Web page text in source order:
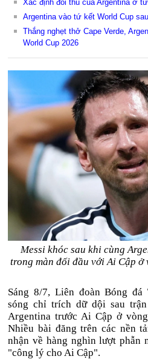
Xác định đối thủ của Argentina ở
Argentina vào tứ kết World Cup
Thắng nghẹt thở Cape Verde,
World Cup 2026
Messi khóc sau khi cùng
trong màn đối đầu với Ai Cập ở
Sáng 8/7, Liên đoàn Bóng
sóng chỉ trích dữ dội sau
Argentina trước Ai Cập ở
Nhiều bài đăng trên các nền
nhận về hàng nghìn lượt phẫn
"công lý cho Ai Cập".